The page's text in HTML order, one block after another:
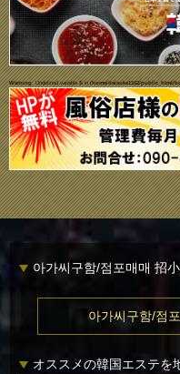
Warning: Undefined variable $i in/home/daisuke1102/public_html/
아가씨구함/점포매매 招
아가씨구함/점
オススメの韓国エステを